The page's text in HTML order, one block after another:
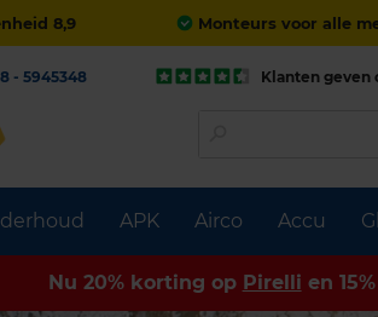
8,9 Monteurs voor alle
APK Airco Accu
- 5945348 Klanten geven
Nu 20% korting op Pirelli en